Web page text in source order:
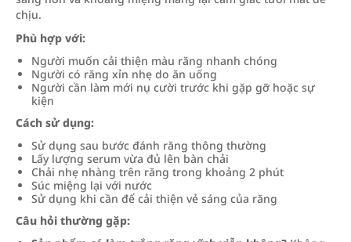
chịu.
Phù hợp với:
Người muốn cải thiện màu răng nhanh chóng
Người có răng xỉn nhẹ do ăn uống
Người cần làm mới nụ cười trước khi gặp gỡ hoặc sự
kiện
Cách sử dụng:
Sử dụng sau bước đánh răng thông thường
Lấy lượng serum vừa đủ lên bàn chải
Chải nhẹ nhàng trên răng trong khoảng 2 phút
Súc miệng lại với nước
Sử dụng khi cần để cải thiện vẻ sáng của răng
Câu hỏi thường gặp: